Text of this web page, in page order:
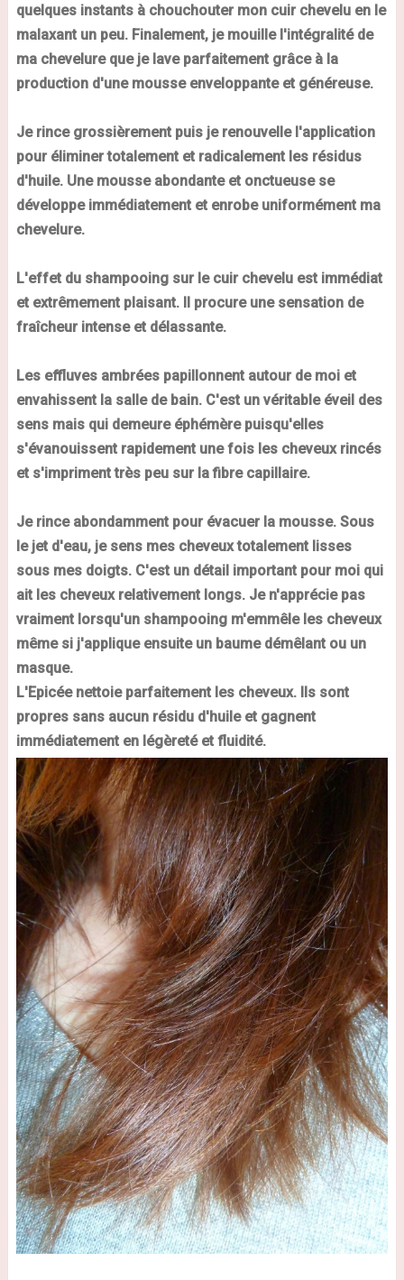
quelques instants à chouchouter mon cuir chevelu en le
malaxant un peu. Finalement, je mouille l'intégralité de
ma chevelure que je lave parfaitement grâce à la
production d'une mousse enveloppante et généreuse.
Je rince grossièrement puis je renouvelle l'application
pour éliminer totalement et radicalement les résidus
d'huile. Une mousse abondante et onctueuse se
développe immédiatement et enrobe uniformément ma
chevelure.
L'effet du shampooing sur le cuir chevelu est immédiat
et extrêmement plaisant. Il procure une sensation de
fraîcheur intense et délassante.
Les effluves ambrées papillonnent autour de moi et
envahissent la salle de bain. C'est un véritable éveil des
sens mais qui demeure éphémère puisqu'elles
s'évanouissent rapidement une fois les cheveux rincés
et s'impriment très peu sur la fibre capillaire.
Je rince abondamment pour évacuer la mousse. Sous
le jet d'eau, je sens mes cheveux totalement lisses
sous mes doigts. C'est un détail important pour moi qui
ait les cheveux relativement longs. Je n'apprécie pas
vraiment lorsqu'un shampooing m'emmêle les cheveux
même si j'applique ensuite un baume démêlant ou un
masque.
L'Epicée nettoie parfaitement les cheveux. Ils sont
propres sans aucun résidu d'huile et gagnent
immédiatement en légèreté et fluidité.